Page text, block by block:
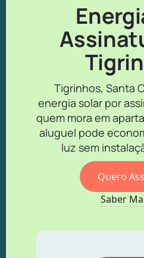
Tigrinhos, Santa
energia solar por
quem mora em
aluguel pode
luz sem
Quero
Saber